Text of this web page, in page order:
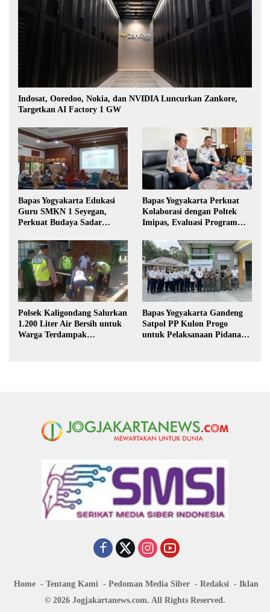
Indosat, Ooredoo, Nokia, dan NVIDIA Luncurkan Zankore,
Targetkan AI Factory 1 GW
Bapas Yogyakarta Edukasi
Guru SMKN 1 Seyegan,
Perkuat Budaya Sadar
Bapas Yogyakarta Perkuat
Kolaborasi dengan Poltek
Imipas, Evaluasi Program
Polsek Kaligondang Salurkan
1.200 Liter Air Bersih untuk
Warga Terdampak
Bapas Yogyakarta Gandeng
Satpol PP Kulon Progo
untuk Pelaksanaan Pidana
Home Tentang Kami Pedoman Media Siber Redaksi
Iklan
© 2026 Jogjakartanews.com. All Rights Reserved.